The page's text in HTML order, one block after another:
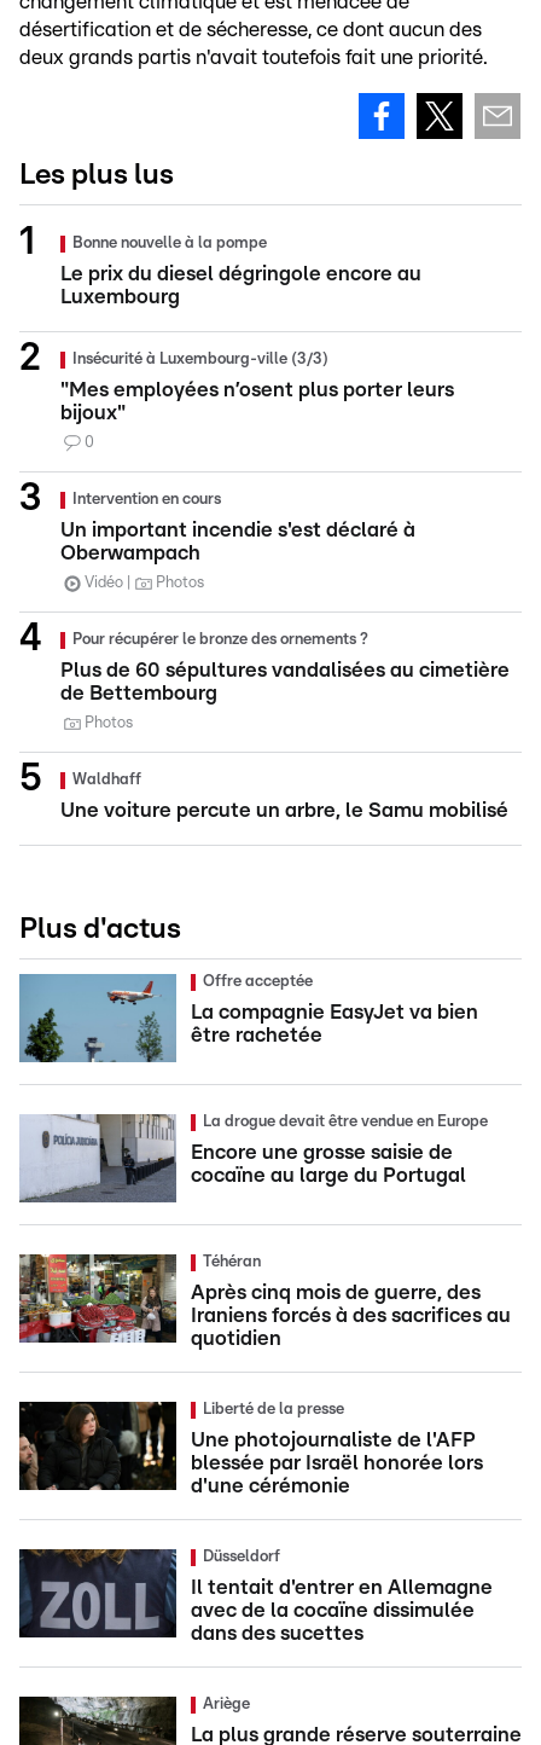
désertification et de sécheresse, ce dont aucun des
deux grands partis n'avait toutefois fait une priorité.
Les plus lus
Bonne nouvelle à la pompe
Le prix du diesel dégringole encore au
Luxembourg
Insécurité à Luxembourg-ville (3/3)
"Mes employées n’osent plus porter leurs
bijoux"
0
Intervention en cours
Un important incendie s'est déclaré à
Oberwampach
Vidéo Photos
Pour récupérer le bronze des ornements ?
Plus de 60 sépultures vandalisées au cimetière
de Bettembourg
Photos
Waldhaff
Une voiture percute un arbre, le Samu mobilisé
Plus d'actus
Offre acceptée
La compagnie EasyJet va bien
être rachetée
La drogue devait être vendue en Europe
Encore une grosse saisie de
cocaïne au large du Portugal
Téhéran
Après cinq mois de guerre, des
Iraniens forcés à des sacrifices au
quotidien
Liberté de la presse
Une photojournaliste de l'AFP
blessée par Israël honorée lors
d'une cérémonie
Düsseldorf
Il tentait d'entrer en Allemagne
avec de la cocaïne dissimulée
dans des sucettes
Ariège
La plus grande réserve souterraine